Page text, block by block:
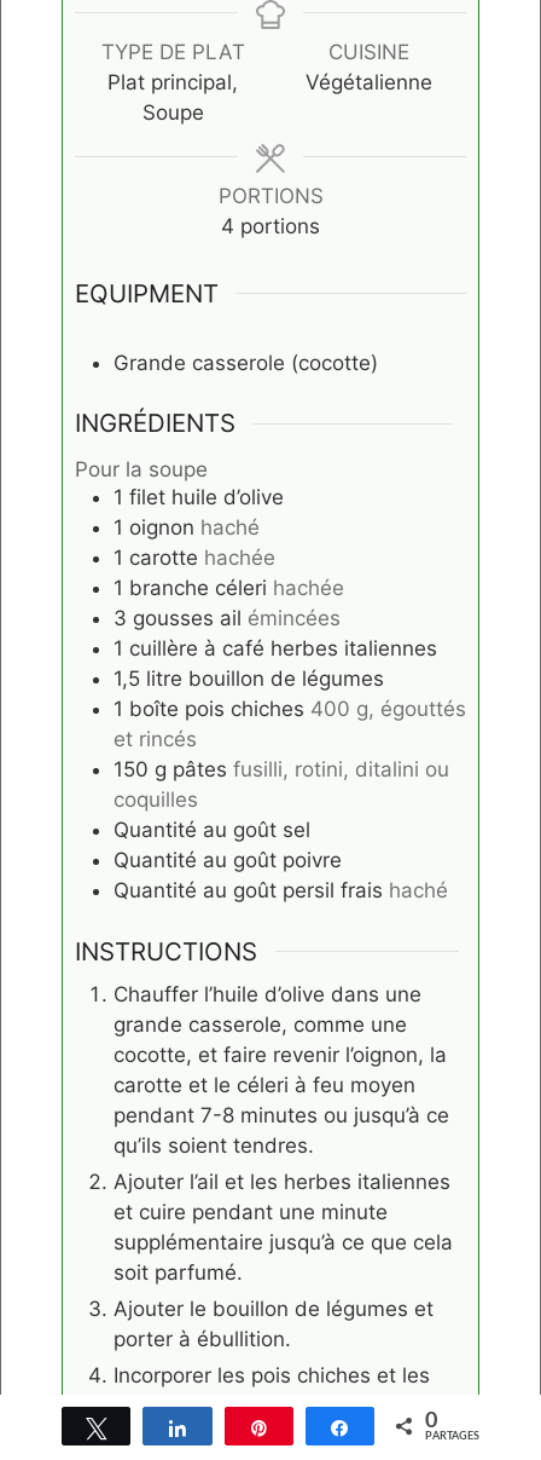
TYPE DE PLAT
Plat principal,
Soupe
CUISINE
Végétalienne
PORTIONS
4 portions
EQUIPMENT
Grande casserole (cocotte)
INGRÉDIENTS
Pour la soupe
1 filet huile d’olive
1 oignon haché
1 carotte hachée
1 branche céleri hachée
3 gousses ail émincées
1 cuillère à café herbes italiennes
1,5 litre bouillon de légumes
1 boîte pois chiches 400 g, égouttés
et rincés
150 g pâtes fusilli, rotini, ditalini ou
coquilles
Quantité au goût sel
Quantité au goût poivre
Quantité au goût persil frais haché
INSTRUCTIONS
Chauffer l’huile d’olive dans une
grande casserole, comme une
cocotte, et faire revenir l’oignon, la
carotte et le céleri à feu moyen
pendant 7-8 minutes ou jusqu’à ce
qu’ils soient tendres.
Ajouter l’ail et les herbes italiennes
et cuire pendant une minute
supplémentaire jusqu’à ce que cela
soit parfumé.
Ajouter le bouillon de légumes et
porter à ébullition.
Incorporer les pois chiches et les
pâtes et laisser mijoter pendant 10-
12 minutes ou jusqu’à ce que les
Tweetez Partagez Épingle Partagez0
PARTAGES